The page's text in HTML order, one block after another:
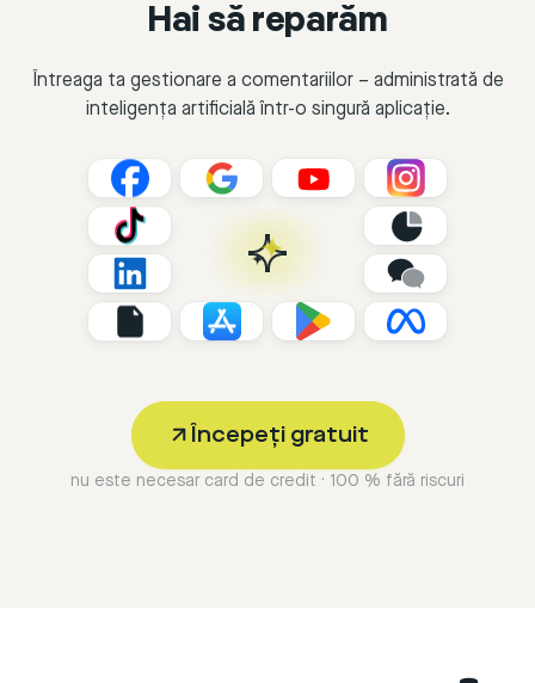
Hai să reparăm
Întreaga ta gestionare a comentariilor – administrată de
inteligența artificială într-o singură aplicație.
Începeți gratuit
nu este necesar card de credit · 100 % fără riscuri